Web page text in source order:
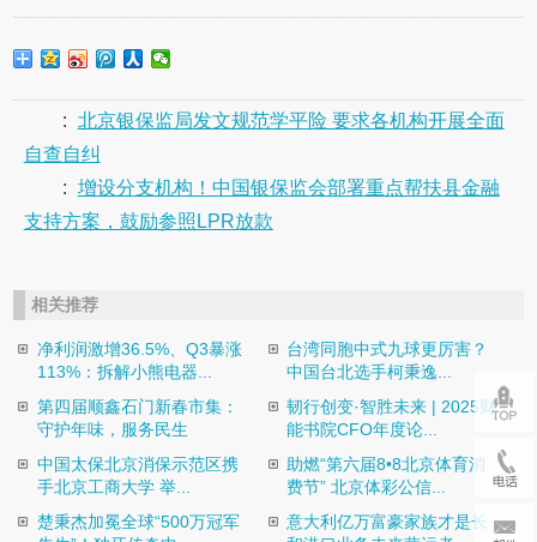
: 北京银保监局发文规范学平险 要求各机构开展全面
自查自纠
: 增设分支机构！中国银保监会部署重点帮扶县金融
支持方案，鼓励参照LPR放款
相关推荐
净利润激增36.5%、Q3暴涨
113%：拆解小熊电器...
台湾同胞中式九球更厉害？
中国台北选手柯秉逸...
第四届顺鑫石门新春市集：
守护年味，服务民生
韧行创变·智胜未来 | 2025财
能书院CFO年度论...
中国太保北京消保示范区携
手北京工商大学 举...
助燃“第六届8•8北京体育消
费节” 北京体彩公信...
楚秉杰加冕全球“500万冠军
意大利亿万富豪家族才是长